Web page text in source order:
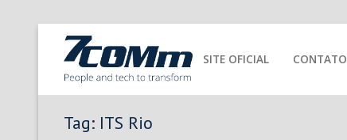
SITE OFICIAL CONTATO
Tag: ITS Rio